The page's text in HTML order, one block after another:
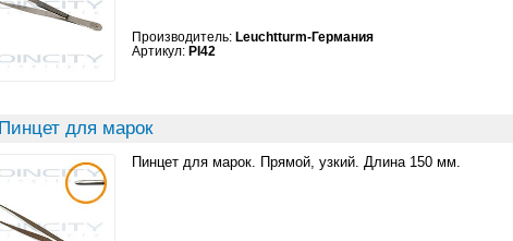
Производитель: Leuchtturm-Германия
Артикул: PI42
Пинцет для марок
Пинцет для марок. Прямой, узкий. Длина 150 мм.